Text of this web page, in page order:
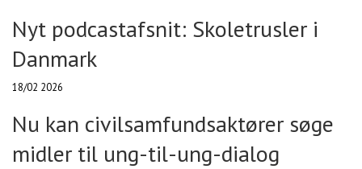
Nyt podcastafsnit: Skoletrusler i
Danmark
18/02 2026
Nu kan civilsamfundsaktører søge
midler til ung-til-ung-dialog